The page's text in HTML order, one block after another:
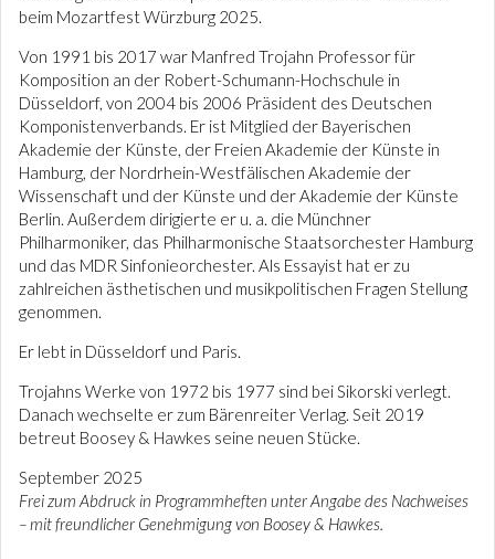
beim Mozartfest Würzburg 2025.
Von 1991 bis 2017 war Manfred Trojahn Professor für
Komposition an der Robert-Schumann-Hochschule in
Düsseldorf, von 2004 bis 2006 Präsident des Deutschen
Komponistenverbands. Er ist Mitglied der Bayerischen
Akademie der Künste, der Freien Akademie der Künste in
Hamburg, der Nordrhein-Westfälischen Akademie der
Wissenschaft und der Künste und der Akademie der Künste
Berlin. Außerdem dirigierte er u. a. die Münchner
Philharmoniker, das Philharmonische Staatsorchester Hamburg
und das MDR Sinfonieorchester. Als Essayist hat er zu
zahlreichen ästhetischen und musikpolitischen Fragen Stellung
genommen.
Er lebt in Düsseldorf und Paris.
Trojahns Werke von 1972 bis 1977 sind bei Sikorski verlegt.
Danach wechselte er zum Bärenreiter Verlag. Seit 2019
betreut Boosey & Hawkes seine neuen Stücke.
September 2025
Frei zum Abdruck in Programmheften unter Angabe des Nachweises
– mit freundlicher Genehmigung von Boosey & Hawkes.